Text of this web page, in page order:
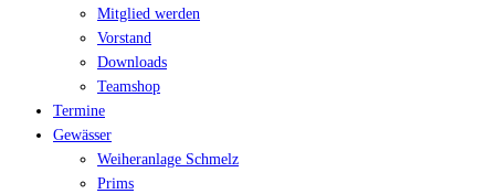
Mitglied werden
Vorstand
Downloads
Teamshop
Termine
Gewässer
Weiheranlage Schmelz
Prims